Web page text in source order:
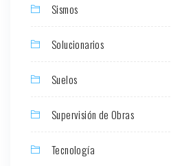
Sismos
Solucionarios
Suelos
Supervisión de Obras
Tecnología